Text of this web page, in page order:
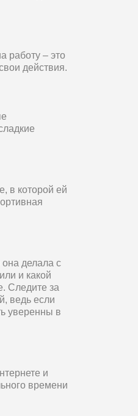
работу – это
действия.
в которой ей
она делала с
и какой
Следите за
ведь если
уверенны в
и
времени